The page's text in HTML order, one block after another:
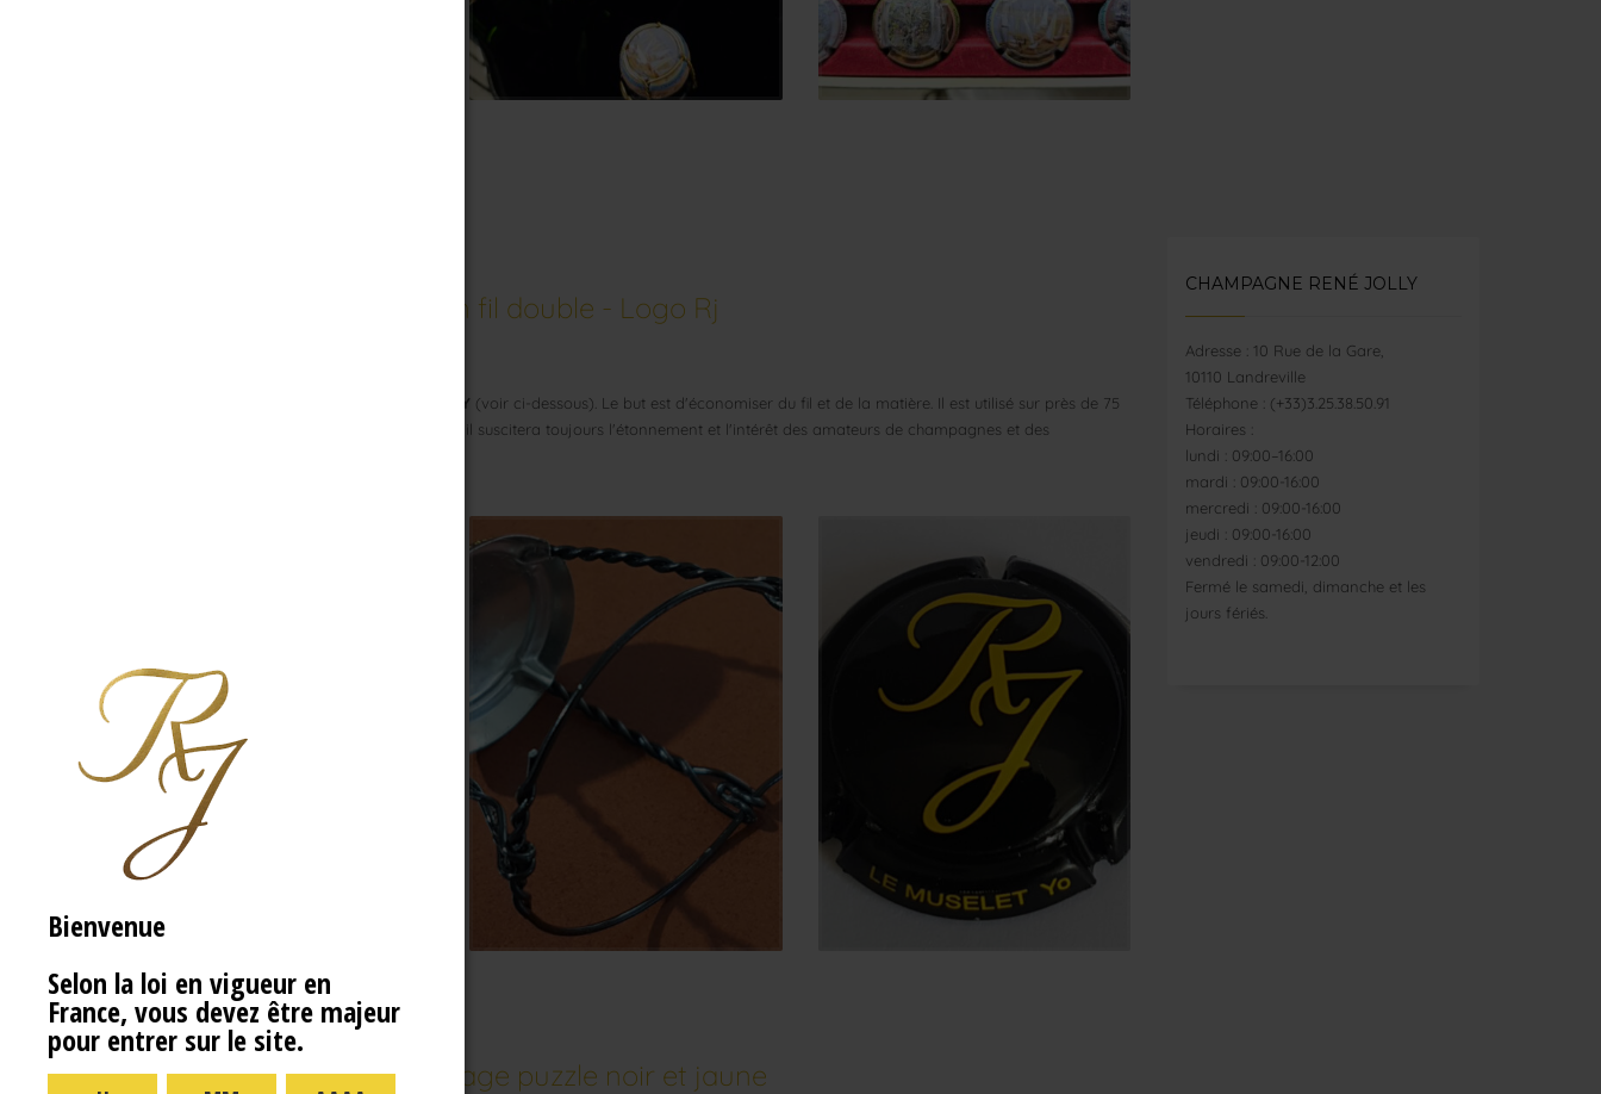
Muselet Yo à 3 branches en fil double - Logo Rj
Muselet Y (voir ci-dessous). Le but est d'économiser du fil et de la matière. Il est utilisé sur près de 75
% de notre production actuelle. Facile à trouver il suscitera toujours l'étonnement et l'intérêt des amateurs de champagnes et des
Collection René Jolly : lettrage puzzle noir et jaune
CHAMPAGNE RENÉ JOLLY
Adresse : 10 Rue de la Gare,
10110 Landreville
Téléphone : (+33)3.25.38.50.91
Horaires :
lundi : 09:00–16:00
mardi : 09:00-16:00
mercredi : 09:00-16:00
jeudi : 09:00-16:00
vendredi : 09:00-12:00
Fermé le samedi, dimanche et les
jours fériés.
Bienvenue
Selon la loi en vigueur en
France, vous devez être majeur
pour entrer sur le site.